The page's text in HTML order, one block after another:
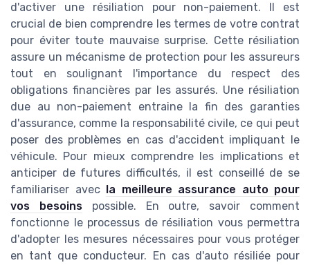
d'activer une résiliation pour non-paiement. Il est
crucial de bien comprendre les termes de votre contrat
pour éviter toute mauvaise surprise. Cette résiliation
assure un mécanisme de protection pour les assureurs
tout en soulignant l'importance du respect des
obligations financières par les assurés. Une résiliation
due au non-paiement entraine la fin des garanties
d'assurance, comme la responsabilité civile, ce qui peut
poser des problèmes en cas d'accident impliquant le
véhicule. Pour mieux comprendre les implications et
anticiper de futures difficultés, il est conseillé de se
familiariser avec la meilleure assurance auto pour
vos besoinspossible. En outre, savoir comment
fonctionne le processus de résiliation vous permettra
d'adopter les mesures nécessaires pour vous protéger
en tant que conducteur. En cas d'auto résiliée pour